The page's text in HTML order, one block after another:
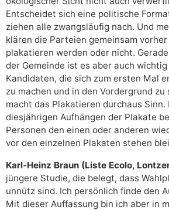
Entscheidet sich eine politische
ziehen alle zwangsläufig nach. Und
klären die Parteien gemeinsam vorher
plakatieren werden oder nicht.
der Gemeinde ist es aber auch
Kandidaten, die sich zum ersten Mal
zu machen und in den Vordergrund zu
macht das Plakatieren durchaus Sinn.
diesjährigen Aufhängen der Plakate
Personen den einen oder anderen
vor den einzelnen Plakaten stehen
Karl-Heinz Braun (Liste Ecolo,
jüngere Studie, die belegt, dass
unnütz sind. Ich persönlich finde den
Mit dieser Auffassung bin ich aber in